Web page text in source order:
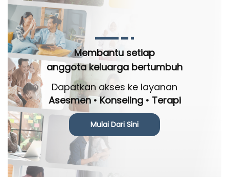
Membantu setiap
anggota keluarga bertumbuh
Dapatkan akses ke layanan
Asesmen • Konseling • Terapi
Mulai Dari Sini